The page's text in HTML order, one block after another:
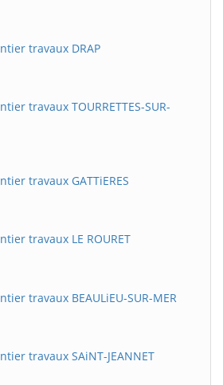
travaux DRAP
travaux TOURRETTES-SUR-
travaux GATTiERES
travaux LE ROURET
travaux BEAULiEU-SUR-MER
travaux SAiNT-JEANNET